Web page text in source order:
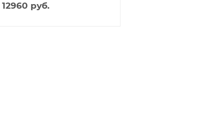
12960 руб.